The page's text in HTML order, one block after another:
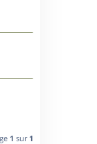
1 sur 1